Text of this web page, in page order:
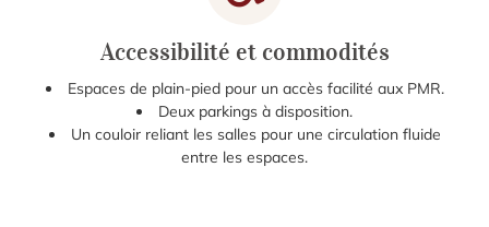
Accessibilité et commodités
Espaces de plain-pied pour un accès facilité aux PMR.
Deux parkings à disposition.
Un couloir reliant les salles pour une circulation fluide
entre les espaces.